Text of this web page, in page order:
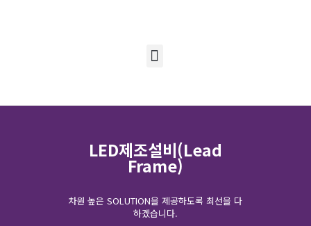
LED제조설비(Lead
Frame)
차원 높은 SOLUTION을 제공하도록 최선을 다
하겠습니다.